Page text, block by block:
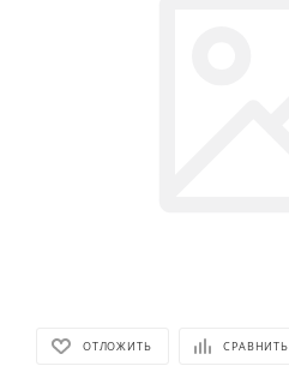
ОТЛОЖИТЬ СРАВНИТЬ